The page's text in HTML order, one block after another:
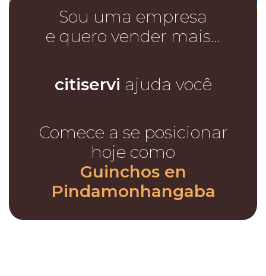
Sou uma empresa
e quero vender mais…
citiservi ajuda você
Comece a se posicionar
hoje como
Guinchos en
Pindamonhangaba